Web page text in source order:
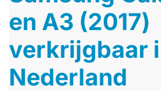
en A3 (2017)
verkrijgbaar
Nederland